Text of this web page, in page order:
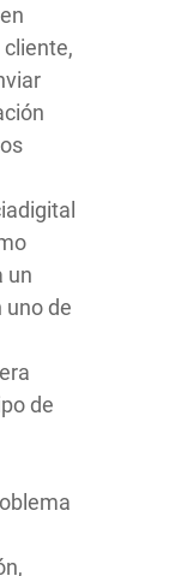
un
uno de
de